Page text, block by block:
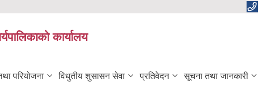
कार्यालय
परियोजना विधुतीय शुसासन सेवा प्रतिवेदन सूचना तथा जानकारी